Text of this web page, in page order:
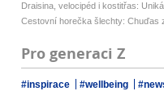
Draisina, velocipéd i kostitřas:
Cestovní horečka šlechty: Chuďas
Pro generaci Z
#inspirace #wellbeing